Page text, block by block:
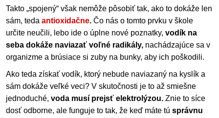
Takto „spojený“ však nemôže pôsobiť tak, ako to dokáže len
sám, teda antioxidačne. Čo nás o tomto prvku v škole
určite neučili, lebo ide o úplne nové poznatky, vodík na
seba dokáže naviazať voľné radikály, nachádzajúce sa v
organizme a brúsiace si zuby na bunky, aby ich poškodili.
Ako teda získať vodík, ktorý nebude naviazaný na kyslík a
sám dokáže veľké veci? V skutočnosti je to až smiešne
jednoduché, voda musí prejsť elektrolýzou. Znie to síce
dosť odborne, ale funguje to tak, že keď máte tú správnu